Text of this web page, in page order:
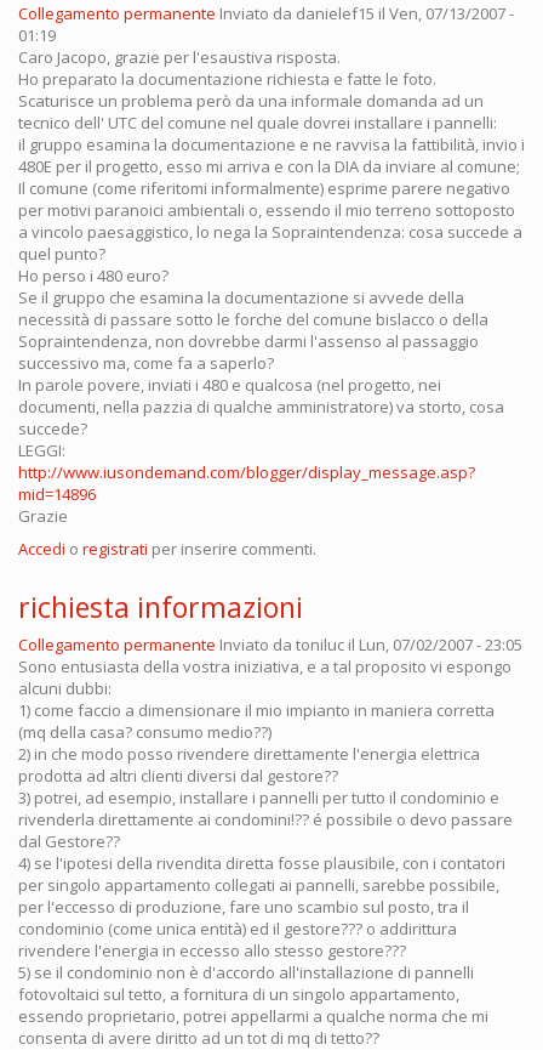
Collegamento permanente Inviato da danielef15 il Ven, 07/13/2007 -
01:19
Caro Jacopo, grazie per l'esaustiva risposta.
Ho preparato la documentazione richiesta e fatte le foto.
Scaturisce un problema però da una informale domanda ad un
tecnico dell' UTC del comune nel quale dovrei installare i pannelli:
il gruppo esamina la documentazione e ne ravvisa la fattibilità, invio i
480E per il progetto, esso mi arriva e con la DIA da inviare al comune;
Il comune (come riferitomi informalmente) esprime parere negativo
per motivi paranoici ambientali o, essendo il mio terreno sottoposto
a vincolo paesaggistico, lo nega la Sopraintendenza: cosa succede a
quel punto?
Ho perso i 480 euro?
Se il gruppo che esamina la documentazione si avvede della
necessità di passare sotto le forche del comune bislacco o della
Sopraintendenza, non dovrebbe darmi l'assenso al passaggio
successivo ma, come fa a saperlo?
In parole povere, inviati i 480 e qualcosa (nel progetto, nei
documenti, nella pazzia di qualche amministratore) va storto, cosa
succede?
LEGGI:
http://www.iusondemand.com/blogger/display_message.asp?
mid=14896
Grazie
Accedi o registrati per inserire commenti.
richiesta informazioni
Collegamento permanente Inviato da toniluc il Lun, 07/02/2007 - 23:05
Sono entusiasta della vostra iniziativa, e a tal proposito vi espongo
alcuni dubbi:
1) come faccio a dimensionare il mio impianto in maniera corretta
(mq della casa? consumo medio??)
2) in che modo posso rivendere direttamente l'energia elettrica
prodotta ad altri clienti diversi dal gestore??
3) potrei, ad esempio, installare i pannelli per tutto il condominio e
rivenderla direttamente ai condomini!?? é possibile o devo passare
dal Gestore??
4) se l'ipotesi della rivendita diretta fosse plausibile, con i contatori
per singolo appartamento collegati ai pannelli, sarebbe possibile,
per l'eccesso di produzione, fare uno scambio sul posto, tra il
condominio (come unica entità) ed il gestore??? o addirittura
rivendere l'energia in eccesso allo stesso gestore???
5) se il condominio non è d'accordo all'installazione di pannelli
fotovoltaici sul tetto, a fornitura di un singolo appartamento,
essendo proprietario, potrei appellarmi a qualche norma che mi
consenta di avere diritto ad un tot di mq di tetto??